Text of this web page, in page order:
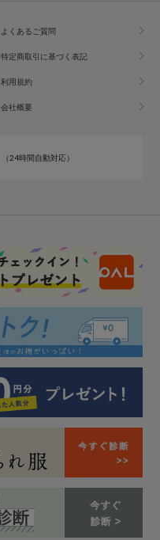
よくあるご質問
特定商取引に基づく表記
利用規約
会社概要
（24時間自動対応）